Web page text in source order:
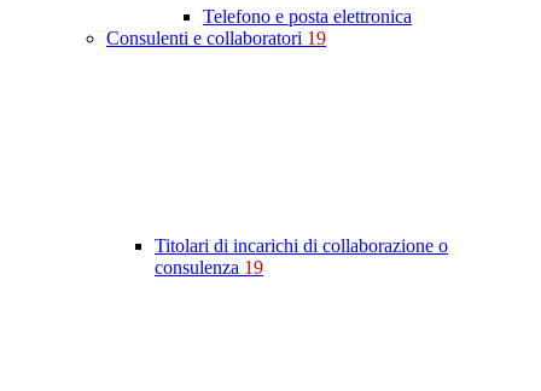
Telefono e posta elettronica
Consulenti e collaboratori 19
Titolari di incarichi di collaborazione o
consulenza 19